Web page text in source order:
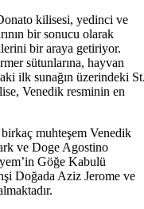
kilisesi, yedinci ve
bir sonucu olarak
bir araya getiriyor.
sütunlarına, hayvan
ilk sunağın üzerindeki
Venedik resminin en
muhteşem Venedik
ve Doge Agostino
Göğe Kabulü
Doğada Aziz Jerome ve